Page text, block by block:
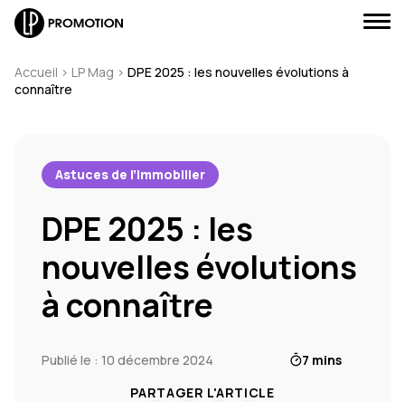
Accueil > LP Mag > DPE 2025 : les nouvelles évolutions à
connaître
Astuces de l’immobilier
DPE 2025 : les
nouvelles évolutions
à connaître
Publié le : 10 décembre 2024
7 mins
PARTAGER L'ARTICLE
J'envoie un message
J'appelle un conseiller
Je suis rappelé(e)